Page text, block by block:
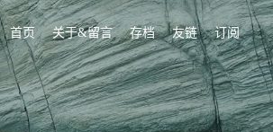
首页 关于&留言 存档 友链 订阅